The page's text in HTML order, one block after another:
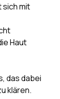
sich mit
Haut
das dabei
klären.